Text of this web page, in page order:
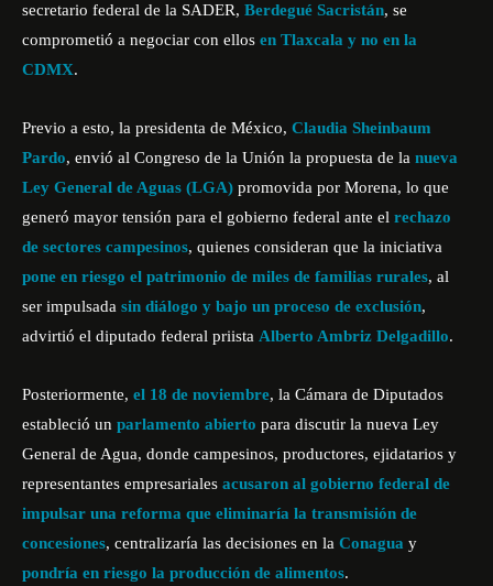
secretario federal de la SADER, Berdegué Sacristán, se
comprometió a negociar con ellos en Tlaxcala y no en la
CDMX.
Previo a esto, la presidenta de México, Claudia Sheinbaum
Pardo, envió al Congreso de la Unión la propuesta de la nueva
Ley General de Aguas (LGA) promovida por Morena, lo que
generó mayor tensión para el gobierno federal ante el rechazo
de sectores campesinos, quienes consideran que la iniciativa
pone en riesgo el patrimonio de miles de familias rurales, al
ser impulsada sin diálogo y bajo un proceso de exclusión,
advirtió el diputado federal priista Alberto Ambriz Delgadillo.
Posteriormente, el 18 de noviembre, la Cámara de Diputados
estableció un parlamento abierto para discutir la nueva Ley
General de Agua, donde campesinos, productores, ejidatarios y
representantes empresariales acusaron al gobierno federal de
impulsar una reforma que eliminaría la transmisión de
concesiones, centralizaría las decisiones en la Conagua y
pondría en riesgo la producción de alimentos.